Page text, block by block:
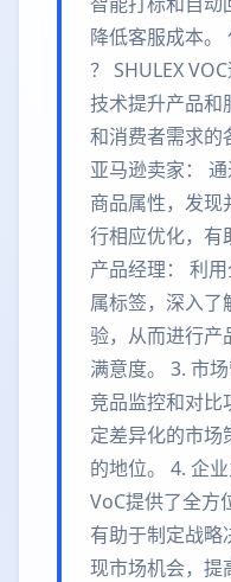
降低客服成本。
？ SHULEX
技术提升产品和
和消费者需求的
亚马逊卖家：
商品属性，发现
行相应优化，有
产品经理： 利
属标签，深入了
验，从而进行产
满意度。 3. 市
竞品监控和对比
定差异化的市场
的地位。 4. 企
VoC提供了全方
有助于制定战略
现市场机会，提